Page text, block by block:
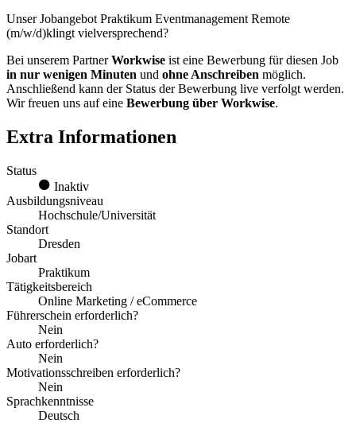
Unser Jobangebot Praktikum Eventmanagement Remote
(m/w/d)klingt vielversprechend?
Bei unserem PartnerWorkwise ist eine Bewerbung für diesen Job
in nur wenigen Minuten und ohne Anschreiben möglich.
Anschließend kann der Status der Bewerbung live verfolgt werden.
Wir freuen uns auf eine Bewerbung über Workwise.
Extra Informationen
Status
Inaktiv
Ausbildungsniveau
Hochschule/Universität
Standort
Dresden
Jobart
Praktikum
Tätigkeitsbereich
Online Marketing / eCommerce
Führerschein erforderlich?
Nein
Auto erforderlich?
Nein
Motivationsschreiben erforderlich?
Nein
Sprachkenntnisse
Deutsch